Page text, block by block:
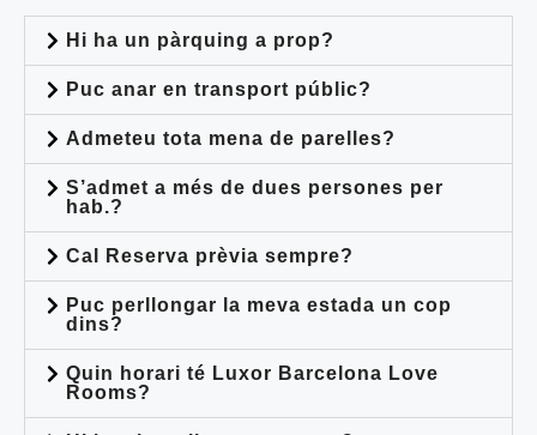
Hi ha un pàrquing a prop?
Puc anar en transport públic?
Admeteu tota mena de parelles?
S’admet a més de dues persones per
hab.?
Cal Reserva prèvia sempre?
Puc perllongar la meva estada un cop
dins?
Quin horari té Luxor Barcelona Love
Rooms?